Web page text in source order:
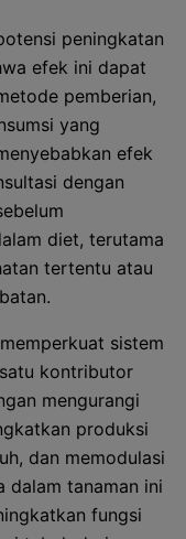
peningkatan
efek ini dapat
pemberian,
yang
efek
dengan
diet, terutama
tertentu atau
sistem
kontributor
mengurangi
produksi
dan memodulasi
dalam tanaman ini
fungsi